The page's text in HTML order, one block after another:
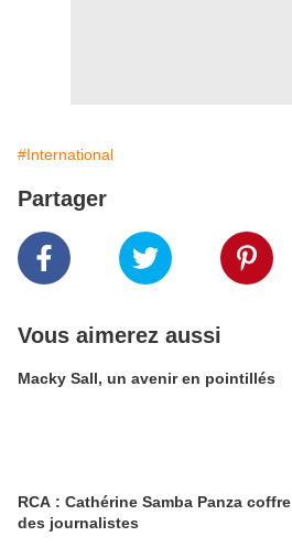
#International
Partager
Vous aimerez aussi
Macky Sall, un avenir en pointillés
RCA : Cathérine Samba Panza coffre
des journalistes